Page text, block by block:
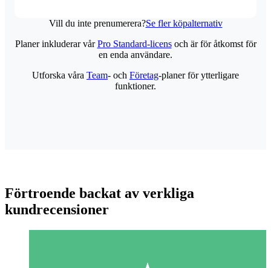
Vill du inte prenumerera?Se fler köpalternativ
Planer inkluderar vårPro Standard-licensoch är för åtkomst för
en enda användare.
Utforska våra Team- och Företag-planer för ytterligare
funktioner.
Förtroende backat av verkliga
kundrecensioner